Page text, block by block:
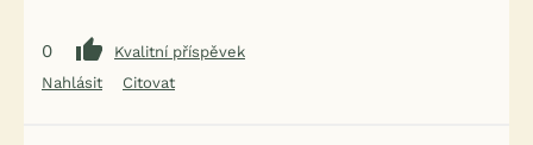
0
Kvalitní příspěvek
Nahlásit
Citovat